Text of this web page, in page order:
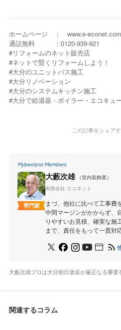
ホームページ ： www.e-econet.com
通話無料 ：0120-939-921
#リフォームのネット販売店
#ネットで賢くリフォームしよう！
#大分のユニットバス施工
#大分リノベーション
#大分のシステムキッチン施工
#大分で給湯器・ボイラー・エコキュ
この記事をシェア
Mybestpro Members
専門家
大藪次雄
（室内装飾業）
有限会社 エコネット
まづ、他社に比べて工事費
中間マージンがかからず、
りやすいお見積、確実な施
まで、責任をもって一貫対
大藪次雄プロは大分朝日放送が厳正なる審査
関連するコラム